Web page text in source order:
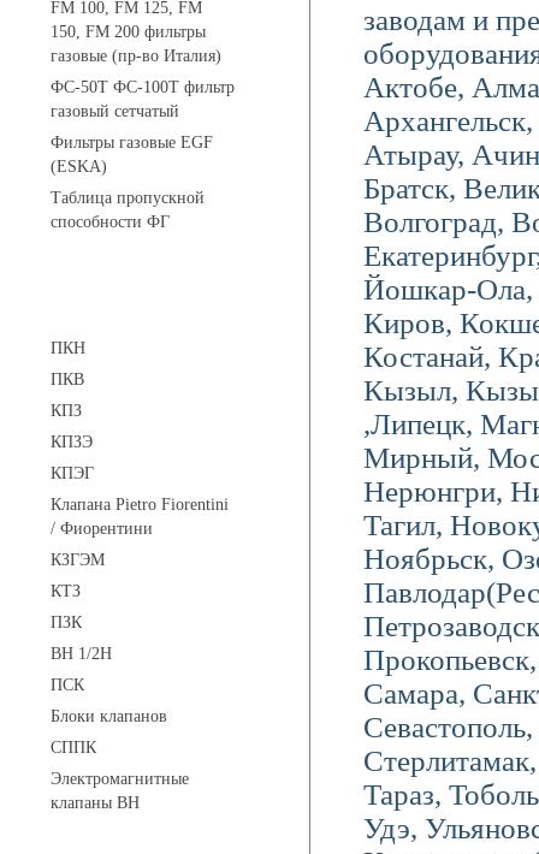
FM 100, FM 125, FM
150, FM 200 фильтры
газовые (пр-во Италия)
ФС-50Т ФС-100Т фильтр
газовый сетчатый
Фильтры газовые EGF
(ESKA)
Таблица пропускной
способности ФГ
ПКН
ПКВ
КПЗ
КПЗЭ
КПЭГ
Клапана Pietro Fiorentini
/ Фиорентини
КЗГЭМ
КТЗ
ПЗК
ВН 1/2Н
ПСК
Блоки клапанов
СППК
Электромагнитные
клапаны ВН
заводам и
Актобе,
Атырау,
Братск,
Волгоград,
Йошкар-Ола,
Киров,
Костанай,
Кызыл,
,Липецк,
Мирный,
Нерюнгри,
Тагил,
Ноябрьск,
Самара,
Тараз,
Удэ,